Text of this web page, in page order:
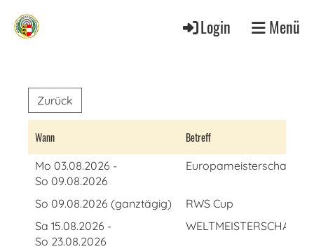
Login Menü
Zurück
Wann Betreff
Mo 03.08.2026 -
So 09.08.2026
Europameisterschaften
So 09.08.2026 (ganztägig)
RWS Cup
Sa 15.08.2026 -
So 23.08.2026
WELTMEISTERSCHAFT